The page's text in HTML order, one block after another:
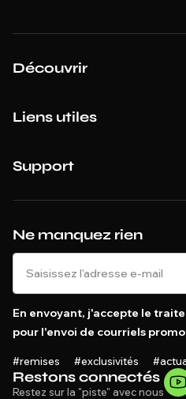
Restons connectés
Restez sur la "piste" avec nous
Ne manquez rien
En envoyant, j'accepte le
pour l'envoi de courriels
#remises #exclusivités
Découvrir
Liens utiles
Support